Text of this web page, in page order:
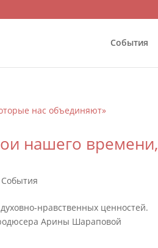
События
нашего времени,
События
нравственных ценностей.
Арины Шараповой